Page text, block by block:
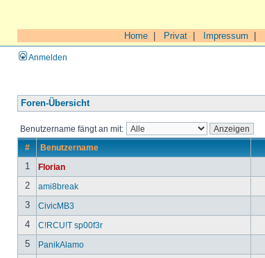
Home Privat Impressum
Anmelden
Foren-Übersicht
Benutzername fängt an mit:
# Benutzername
1 Florian
2
ami8break
3
CivicMB3
4
C!RCU!T sp00f3r
5
PanikAlamo